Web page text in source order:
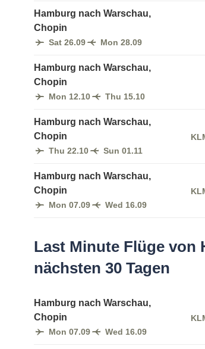
Hamburg nach Warschau,
Chopin
Sat 26.09 Mon 28.09
Hamburg nach Warschau,
Chopin
Mon 12.10 Thu 15.10
Hamburg nach Warschau,
Chopin
Thu 22.10 Sun 01.11
Hamburg nach Warschau,
Chopin
Mon 07.09 Wed 16.09
Last Minute Flüge von
nächsten 30 Tagen
Hamburg nach Warschau,
Chopin
Mon 07.09 Wed 16.09